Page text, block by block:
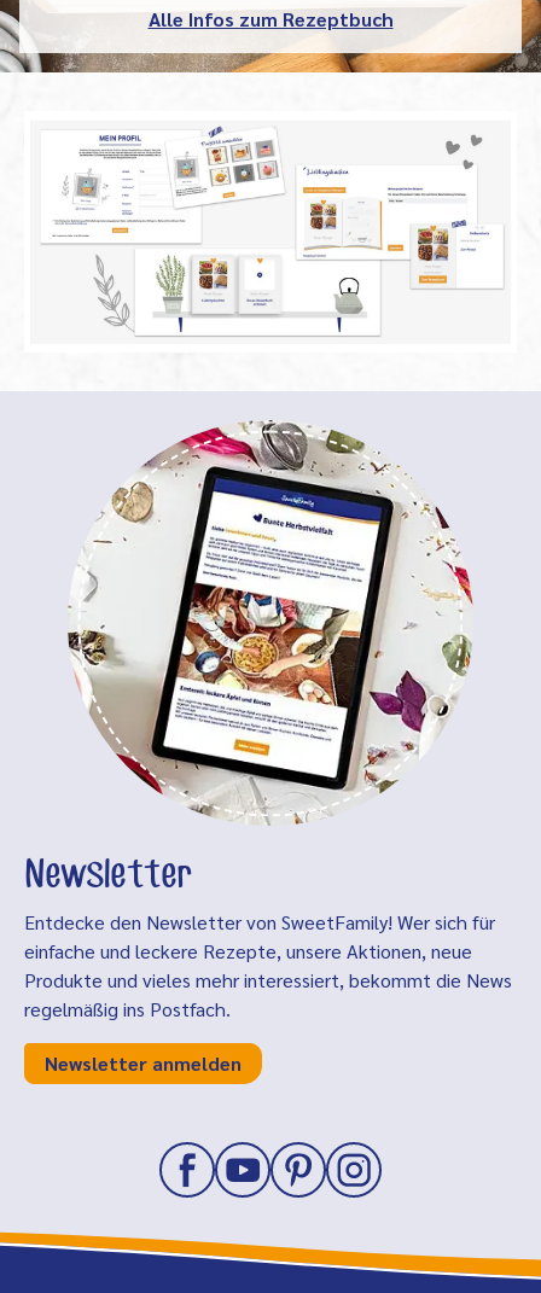
Alle Infos zum Rezeptbuch
Newsletter
Entdecke den Newsletter von SweetFamily! Wer sich für
einfache und leckere Rezepte, unsere Aktionen, neue
Produkte und vieles mehr interessiert, bekommt die News
regelmäßig ins Postfach.
Newsletter anmelden